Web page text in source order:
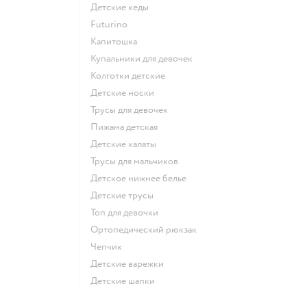
Детские кеды
Futurino
Капитошка
Купальники для девочек
Колготки детские
Детские носки
Трусы для девочек
Пижама детская
Детские халаты
Трусы для мальчиков
Детское нижнее белье
Детские трусы
Топ для девочки
Ортопедический рюкзак
Чепчик
Детские варежки
Детские шапки